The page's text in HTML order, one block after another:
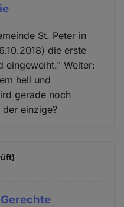
St. Peter in
die erste
eingeweiht." Weiter:
hell und
gerade noch
einzige?